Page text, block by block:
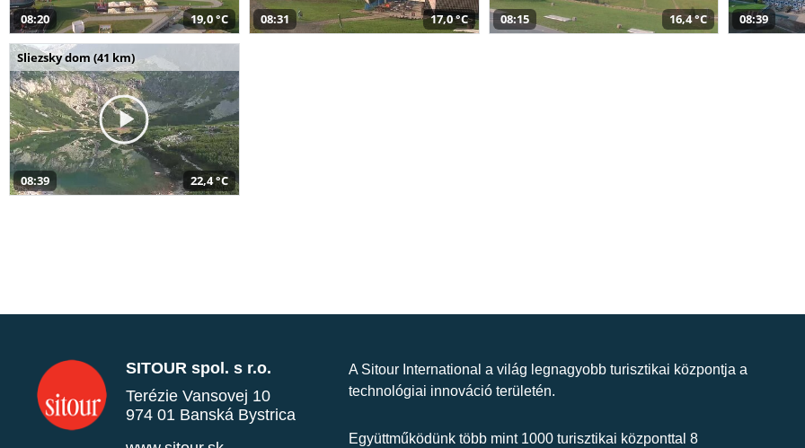
08:20 19,0 °C 08:31 17,0 °C 08:15 16,4 °C 08:39
Sliezsky dom (41 km)
08:39 22,4 °C
SITOUR spol. s r.o.
Terézie Vansovej 10
974 01 Banská Bystrica
A Sitour International a világ legnagyobb turisztikai központja a
technológiai innováció területén.
Együttműködünk több mint 1000 turisztikai központtal 8